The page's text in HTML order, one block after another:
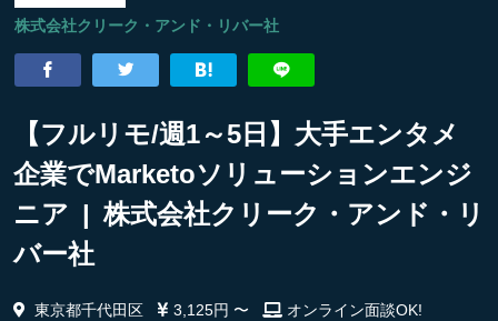
株式会社クリーク・アンド・リバー社
【フルリモ/週1～5日】大手エンタメ
企業でMarketoソリューションエンジ
ニア | 株式会社クリーク・アンド・リ
バー社
東京都千代田区 3,125円 〜 オンライン面談OK!